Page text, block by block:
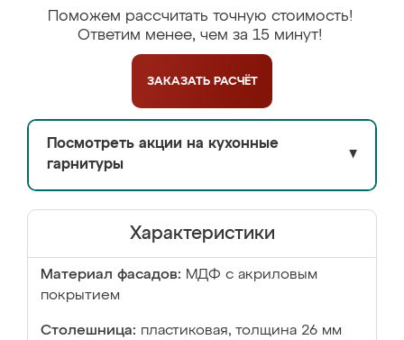
Поможем рассчитать точную стоимость!
Ответим менее, чем за 15 минут!
ЗАКАЗАТЬ РАСЧЁТ
Посмотреть акции на кухонные
гарнитуры
▼
Характеристики
Материал фасадов: МДФ с акриловым
покрытием
Столешница: пластиковая, толщина 26 мм